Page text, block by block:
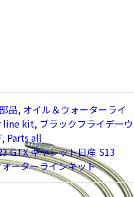
品, オイル＆ウォーターライ
line kit, ブラックフライデーウ
, Parts all
GTX ギャレット日産 S13
ーターラインキット